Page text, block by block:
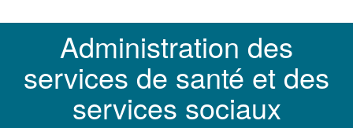
Administration des
services de santé et des
services sociaux